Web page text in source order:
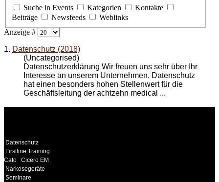
Suche in Events
Kategorien
Kontakte
Beiträge
Newsfeeds
Weblinks
Anzeige #
1. Datenschutz (2018)
(Uncategorised)
Datenschutzerklärung Wir freuen uns sehr über Ihr
Interesse an unserem Unternehmen. Datenschutz
hat einen besonders hohen Stellenwert für die
Geschäftsleitung der achtzehn medical ...
Datenschutz
Firstline Training
Cato
Cicero EM
Narkosegeräte
Seminare